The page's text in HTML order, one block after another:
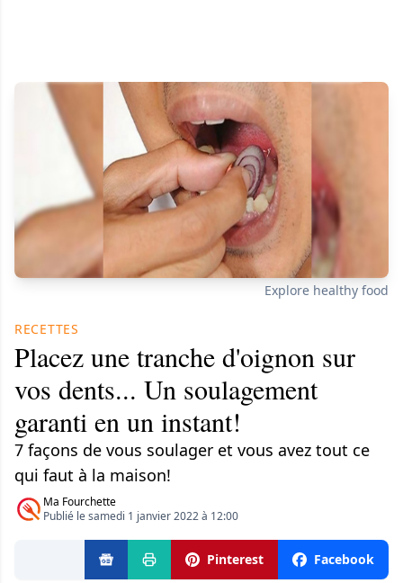
Explore healthy food
RECETTES
Placez une tranche d'oignon sur
vos dents... Un soulagement
garanti en un instant!
7 façons de vous soulager et vous avez tout ce
qui faut à la maison!
Ma Fourchette
Publié le samedi 1 janvier 2022 à 12:00
Pinterest Facebook